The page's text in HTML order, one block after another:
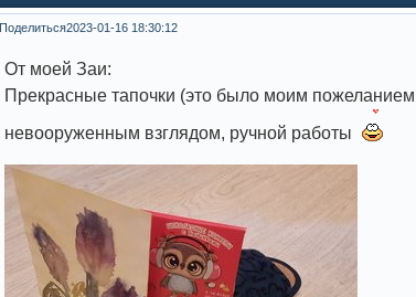
Поделиться2023-01-16 18:30:12
От моей Заи:
Прекрасные тапочки (это было моим пожеланием
невооруженным взглядом, ручной работы